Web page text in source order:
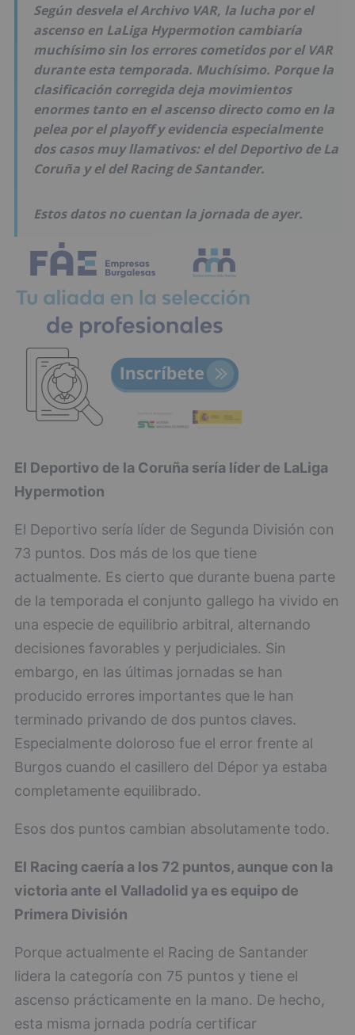
Según desvela el Archivo VAR, la lucha por el
ascenso en LaLiga Hypermotion cambiaría
muchísimo sin los errores cometidos por el VAR
durante esta temporada. Muchísimo. Porque la
clasificación corregida deja movimientos
enormes tanto en el ascenso directo como en la
pelea por el playoff y evidencia especialmente
dos casos muy llamativos: el del Deportivo de La
Coruña y el del Racing de Santander.
Estos datos no cuentan la jornada de ayer.
El Deportivo de la Coruña sería líder de LaLiga
Hypermotion
El Deportivo sería líder de Segunda División con
73 puntos. Dos más de los que tiene
actualmente. Es cierto que durante buena parte
de la temporada el conjunto gallego ha vivido en
una especie de equilibrio arbitral, alternando
decisiones favorables y perjudiciales. Sin
embargo, en las últimas jornadas se han
producido errores importantes que le han
terminado privando de dos puntos claves.
Especialmente doloroso fue el error frente al
Burgos cuando el casillero del Dépor ya estaba
completamente equilibrado.
Esos dos puntos cambian absolutamente todo.
El Racing caería a los 72 puntos, aunque con la
victoria ante el Valladolid ya es equipo de
Primera División
Porque actualmente el Racing de Santander
lidera la categoría con 75 puntos y tiene el
ascenso prácticamente en la mano. De hecho,
esta misma jornada podría certificar